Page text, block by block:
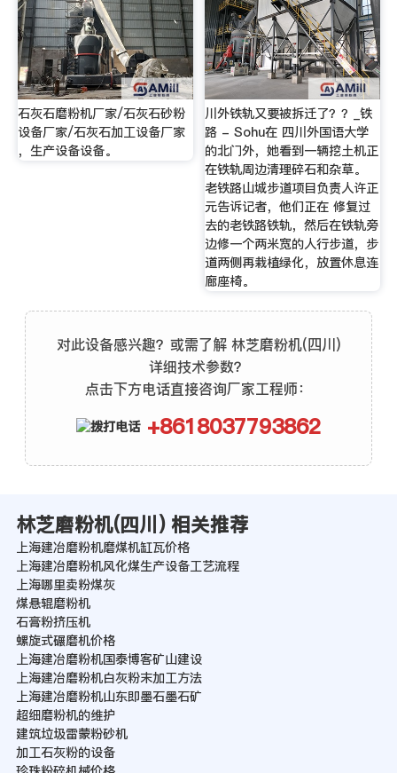
石灰石磨粉机厂家/石灰石砂粉
设备厂家/石灰石加工设备厂家
，生产设备设备。
川外铁轨又要被拆迁了？？_铁
路 - Sohu在 四川外国语大学
的北门外，她看到一辆挖土机正
在铁轨周边清理碎石和杂草。
老铁路山城步道项目负责人许正
元告诉记者，他们正在 修复过
去的老铁路铁轨，然后在铁轨旁
边修一个两米宽的人行步道，步
道两侧再栽植绿化，放置休息连
廊座椅。
对此设备感兴趣？或需了解 林芝磨粉机(四川)
详细技术参数？
点击下方电话直接咨询厂家工程师：
+8618037793862
林芝磨粉机(四川) 相关推荐
上海建冶磨粉机磨煤机缸瓦价格
上海建冶磨粉机风化煤生产设备工艺流程
上海哪里卖粉煤灰
煤悬辊磨粉机
石膏粉挤压机
螺旋式碾磨机价格
上海建冶磨粉机国泰博客矿山建设
上海建冶磨粉机白灰粉末加工方法
上海建冶磨粉机山东即墨石墨石矿
超细磨粉机的维护
建筑垃圾雷蒙粉砂机
加工石灰粉的设备